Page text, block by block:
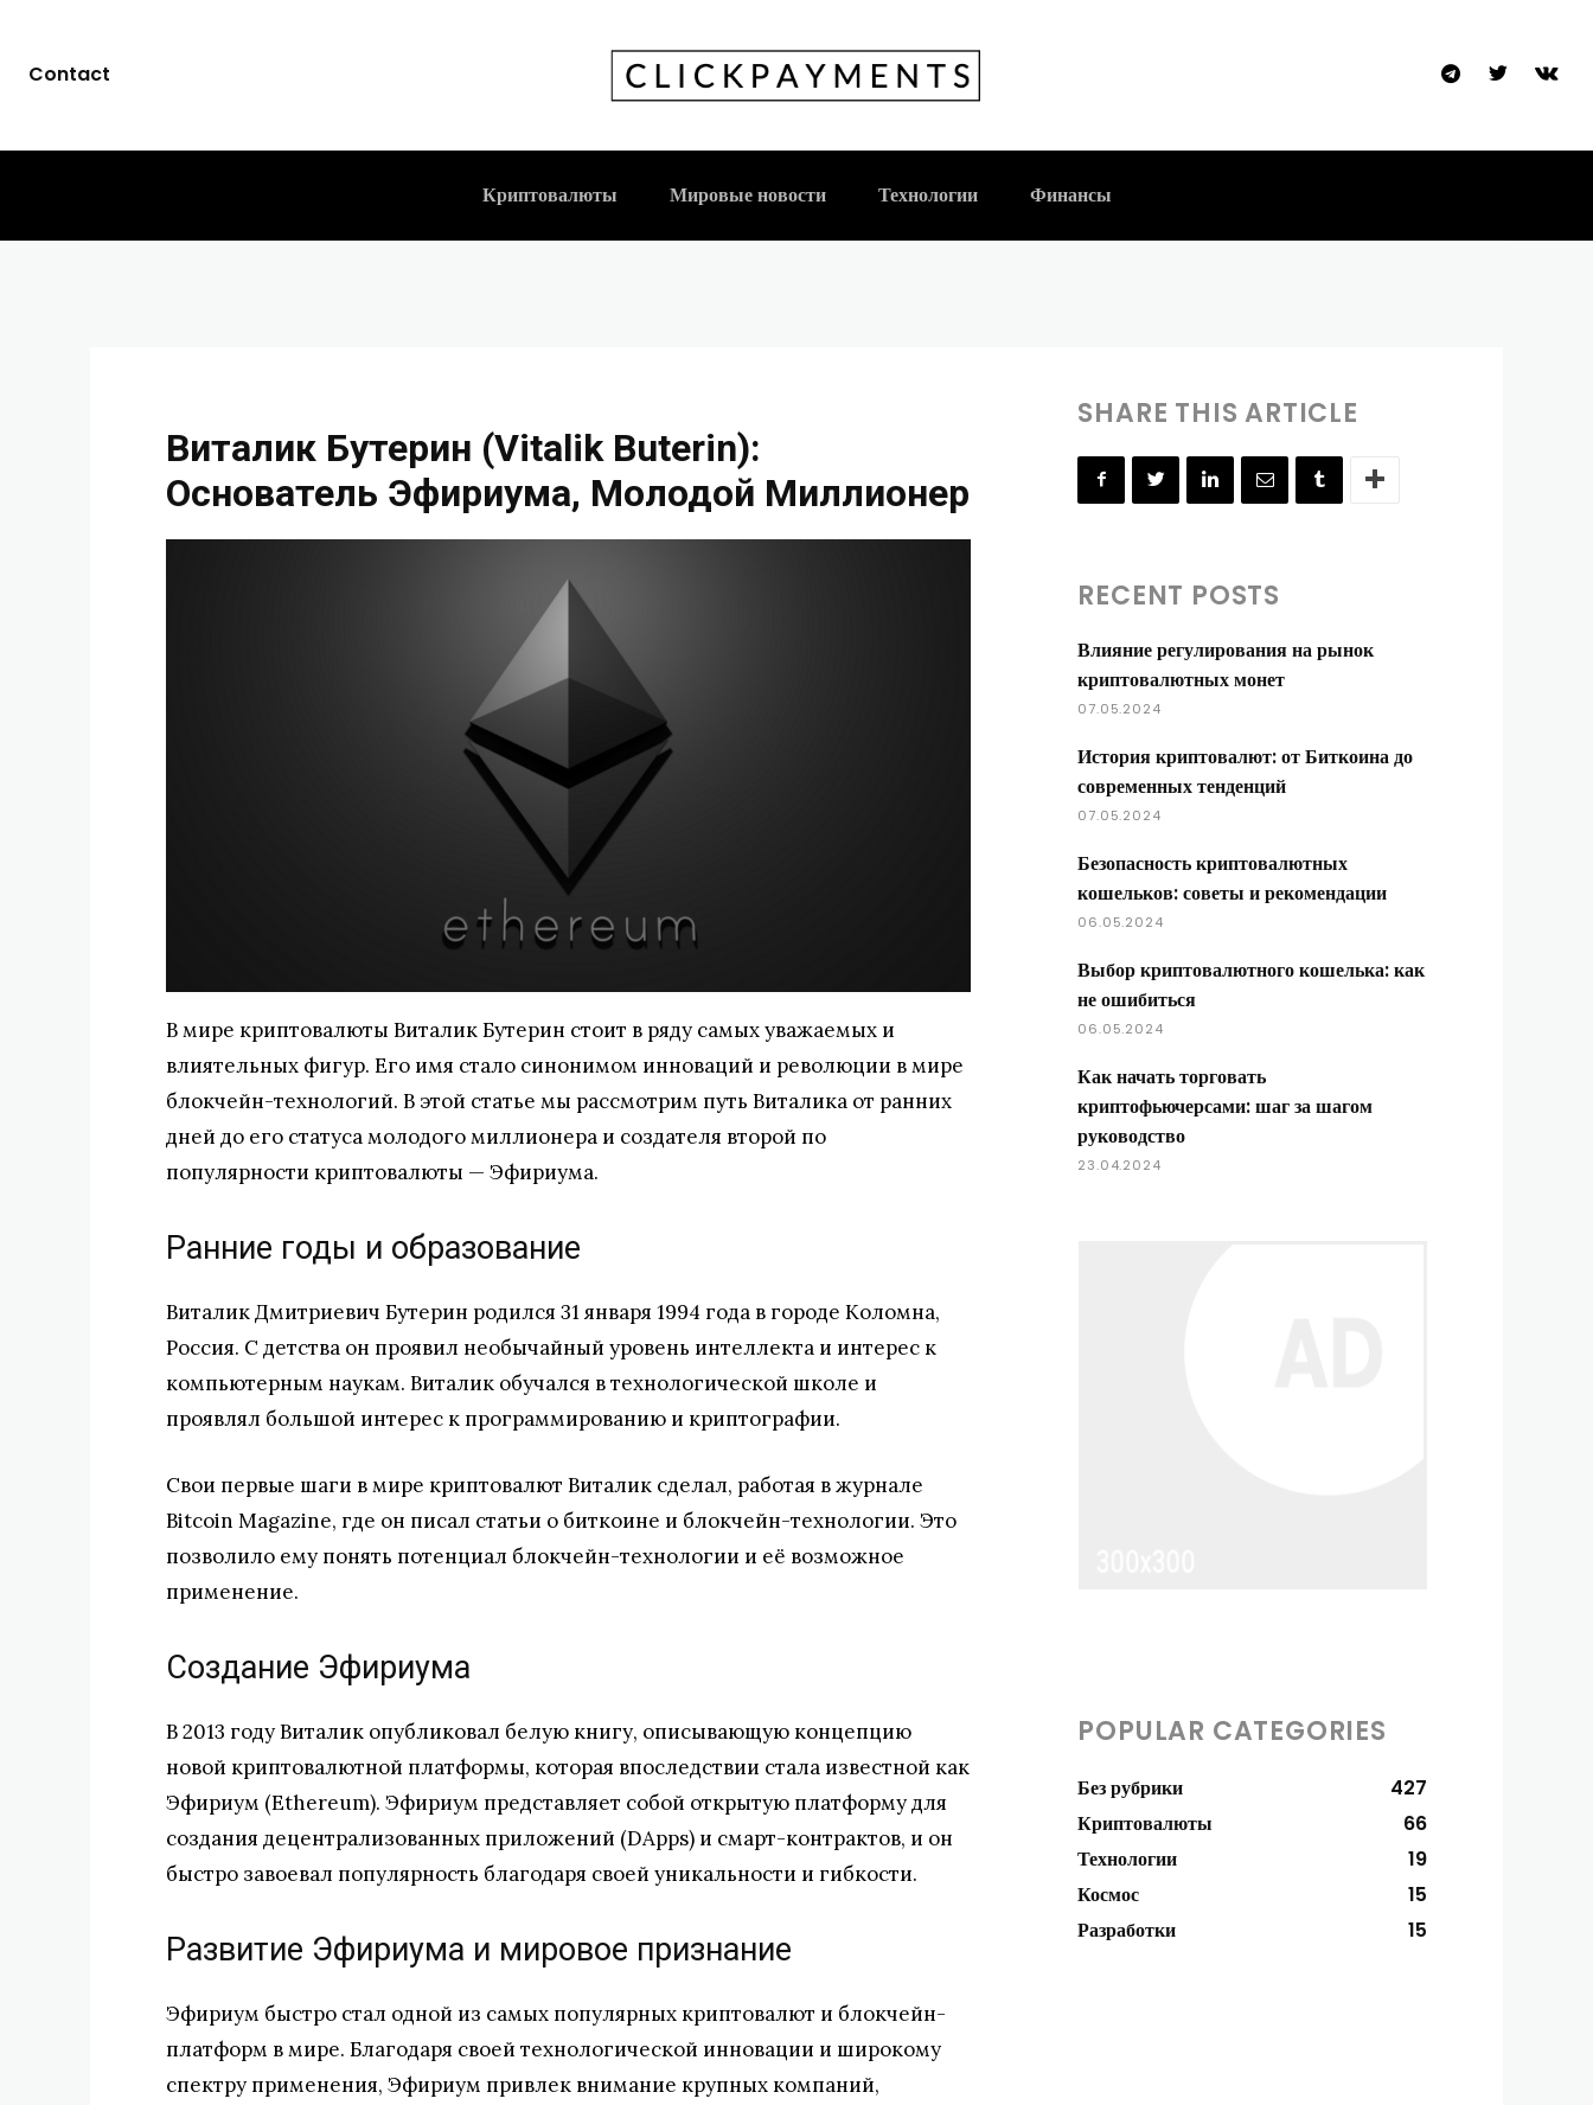
Contact
Криптовалюты Мировые новости Технологии Финансы
Виталик Бутерин (Vitalik Buterin): Основатель
Эфириума, Молодой Миллионер
Виталик Бутерин (Vitalik Buterin):
Основатель Эфириума, Молодой Миллионер
В мире криптовалюты Виталик Бутерин стоит в ряду самых уважаемых и
влиятельных фигур. Его имя стало синонимом инноваций и революции в мире
блокчейн-технологий. В этой статье мы рассмотрим путь Виталика от ранних
дней до его статуса молодого миллионера и создателя второй по
популярности криптовалюты — Эфириума.
Ранние годы и образование
Виталик Дмитриевич Бутерин родился 31 января 1994 года в городе Коломна,
Россия. С детства он проявил необычайный уровень интеллекта и интерес к
компьютерным наукам. Виталик обучался в технологической школе и
проявлял большой интерес к программированию и криптографии.
Свои первые шаги в мире криптовалют Виталик сделал, работая в журнале
Bitcoin Magazine, где он писал статьи о биткоине и блокчейн-технологии. Это
позволило ему понять потенциал блокчейн-технологии и её возможное
применение.
Создание Эфириума
В 2013 году Виталик опубликовал белую книгу, описывающую концепцию
новой криптовалютной платформы, которая впоследствии стала известной как
Эфириум (Ethereum). Эфириум представляет собой открытую платформу для
создания децентрализованных приложений (DApps) и смарт-контрактов, и он
быстро завоевал популярность благодаря своей уникальности и гибкости.
Развитие Эфириума и мировое признание
Эфириум быстро стал одной из самых популярных криптовалют и блокчейн-
платформ в мире. Благодаря своей технологической инновации и широкому
спектру применения, Эфириум привлек внимание крупных компаний,
SHARE THIS ARTICLE
RECENT POSTS
Влияние регулирования на рынок
криптовалютных монет
07.05.2024
История криптовалют: от Биткоина до
современных тенденций
07.05.2024
Безопасность криптовалютных
кошельков: советы и рекомендации
06.05.2024
Выбор криптовалютного кошелька: как
не ошибиться
06.05.2024
Как начать торговать
криптофьючерсами: шаг за шагом
руководство
23.04.2024
POPULAR CATEGORIES
Без рубрики
427
Криптовалюты
66
Технологии
19
Космос
15
Разработки
15